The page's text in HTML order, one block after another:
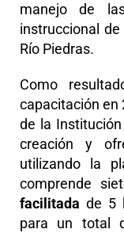
manejo de
instruccional
Río Piedras.
Como
capacitación en
de la
creación y
utilizando la
comprende
facilitada de 5
para un total